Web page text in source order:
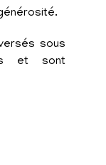
sous
et sont